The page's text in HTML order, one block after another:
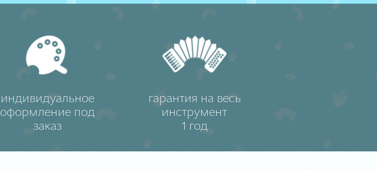
индивидуальное
оформление под
заказ
гарантия на весь
инструмент
1 год